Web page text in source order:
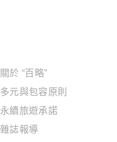
關於 “百略”
多元與包容原則
永續旅遊承諾
雜誌報導